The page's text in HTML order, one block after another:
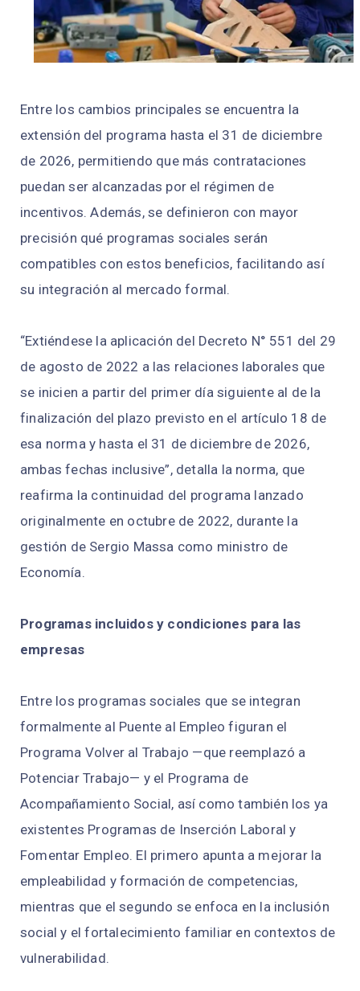
Entre los cambios principales se encuentra la
extensión del programa hasta el 31 de diciembre
de 2026, permitiendo que más contrataciones
puedan ser alcanzadas por el régimen de
incentivos. Además, se definieron con mayor
precisión qué programas sociales serán
compatibles con estos beneficios, facilitando así
su integración al mercado formal.
“Extiéndese la aplicación del Decreto N° 551 del 29
de agosto de 2022 a las relaciones laborales que
se inicien a partir del primer día siguiente al de la
finalización del plazo previsto en el artículo 18 de
esa norma y hasta el 31 de diciembre de 2026,
ambas fechas inclusive”, detalla la norma, que
reafirma la continuidad del programa lanzado
originalmente en octubre de 2022, durante la
gestión de Sergio Massa como ministro de
Economía.
Programas incluidos y condiciones para las
empresas
Entre los programas sociales que se integran
formalmente al Puente al Empleo figuran el
Programa Volver al Trabajo —que reemplazó a
Potenciar Trabajo— y el Programa de
Acompañamiento Social, así como también los ya
existentes Programas de Inserción Laboral y
Fomentar Empleo. El primero apunta a mejorar la
empleabilidad y formación de competencias,
mientras que el segundo se enfoca en la inclusión
social y el fortalecimiento familiar en contextos de
vulnerabilidad.